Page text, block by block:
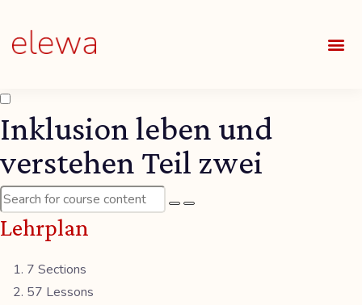
Inklusion leben und
verstehen Teil zwei
Lehrplan
7 Sections
57 Lessons